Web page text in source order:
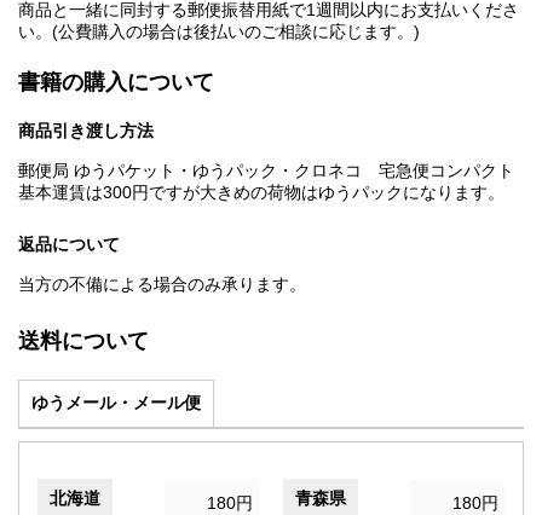
商品と一緒に同封する郵便振替用紙で1週間以内にお支払いくださ
い。(公費購入の場合は後払いのご相談に応じます。)
書籍の購入について
商品引き渡し方法
郵便局 ゆうパケット・ゆうパック・クロネコ 宅急便コンパクト
基本運賃は300円ですが大きめの荷物はゆうパックになります。
返品について
当方の不備による場合のみ承ります。
送料について
ゆうメール・メール便
北海道 180円 青森県 180円